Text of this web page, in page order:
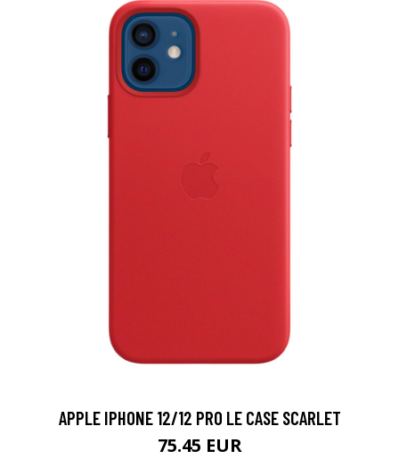
APPLE IPHONE 12/12 PRO LE CASE SCARLET
75.45 EUR